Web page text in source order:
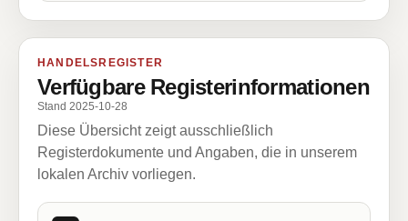
HANDELSREGISTER
Verfügbare Registerinformationen
Stand 2025-10-28
Diese Übersicht zeigt ausschließlich
Registerdokumente und Angaben, die in unserem
lokalen Archiv vorliegen.